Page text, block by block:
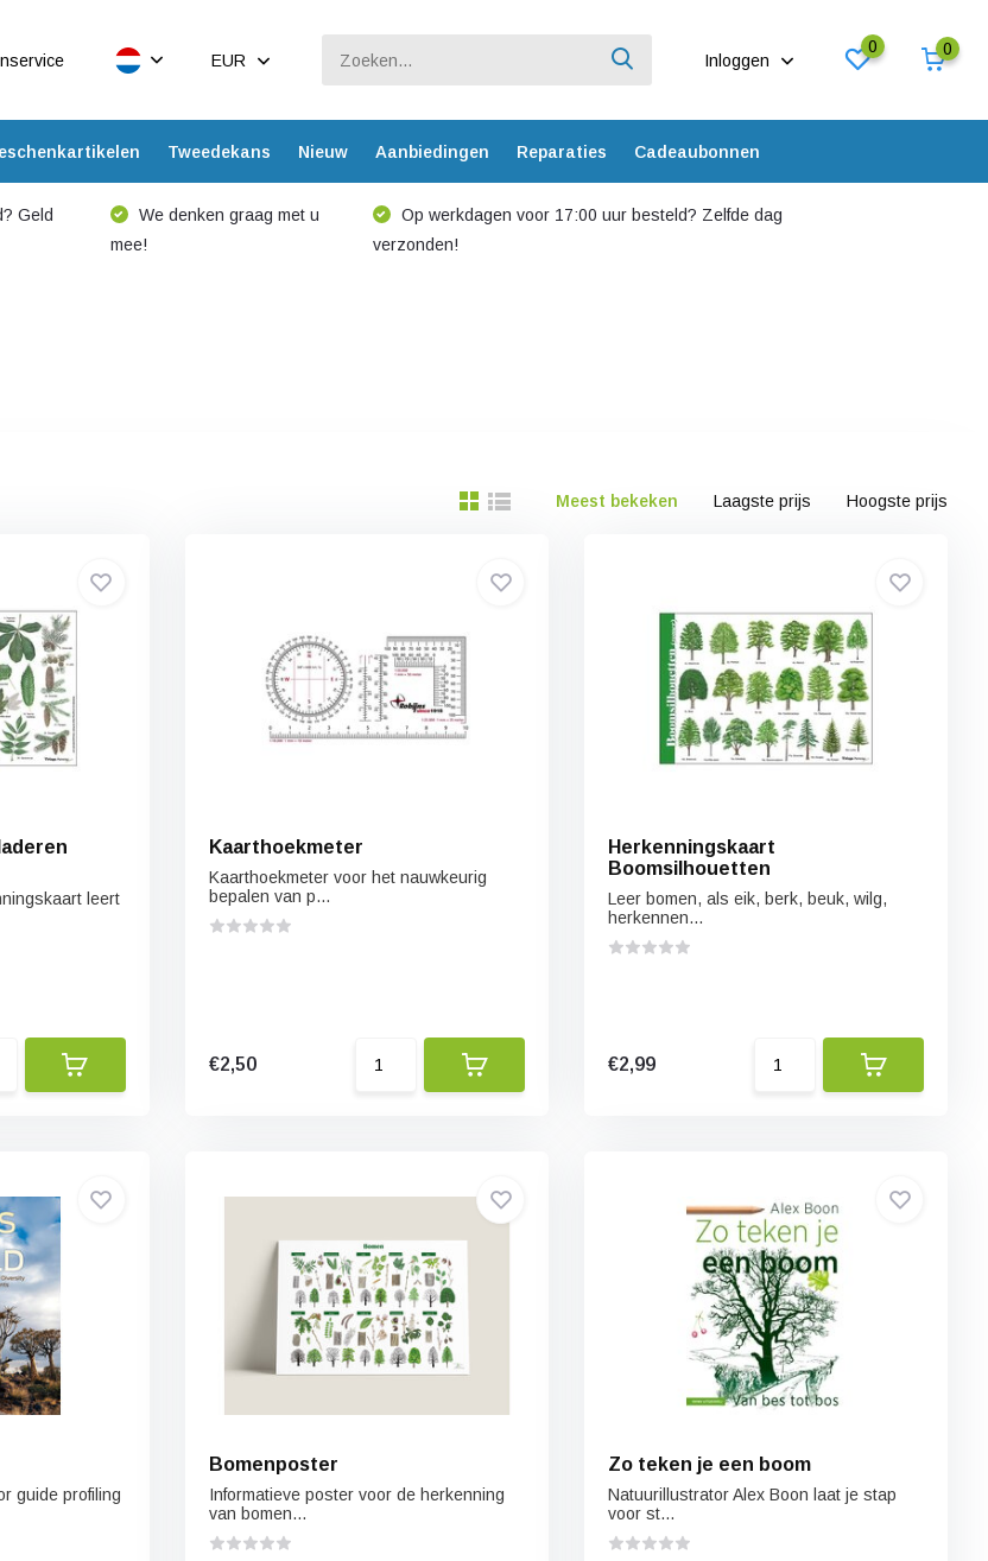
EUR Inloggen
0 0
Tweedekans Nieuw Aanbiedingen Reparaties Cadeaubonnen
Geld
We denken graag met u
mee!
Op werkdagen voor 17:00 uur besteld? Zelfde dag
verzonden!
Meest bekeken Laagste prijs Hoogste prijs
leert
Kaarthoekmeter
Kaarthoekmeter voor het nauwkeurig
bepalen van p...
€2,50
Herkenningskaart
Boomsilhouetten
Leer bomen, als eik, berk, beuk, wilg,
herkennen...
€2,99
guide profiling
Bomenposter
Informatieve poster voor de herkenning
van bomen...
Zo teken je een boom
Natuurillustrator Alex Boon laat je stap
voor st...